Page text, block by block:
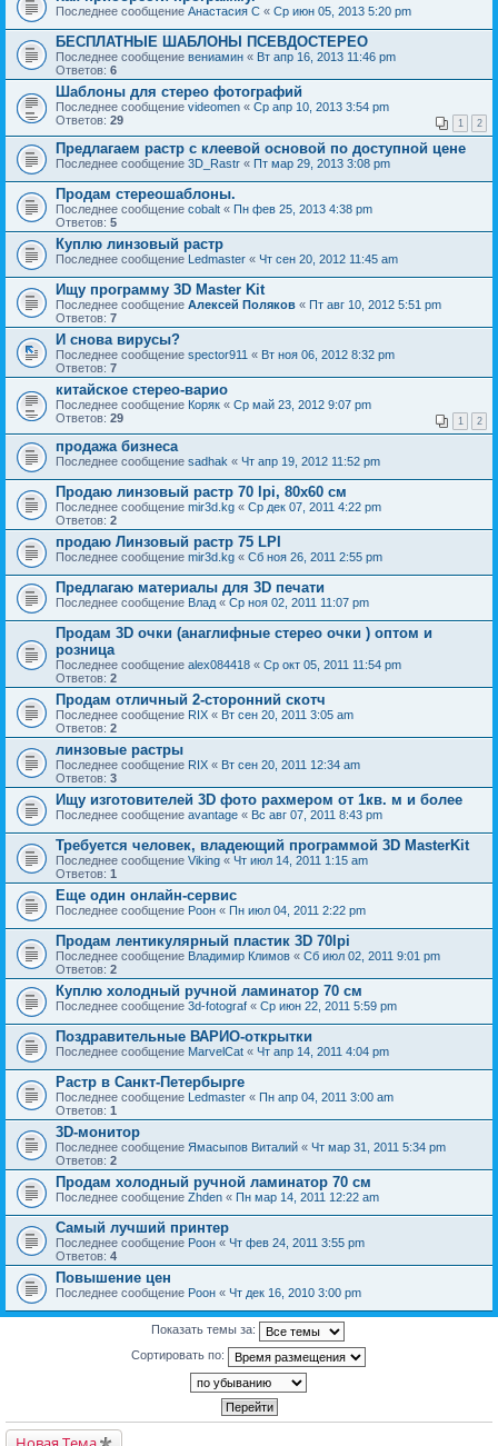
Последнее сообщение Анастасия С « Ср июн 05, 2013 5:20 pm
БЕСПЛАТНЫЕ ШАБЛОНЫ ПСЕВДОСТЕРЕО
Последнее сообщение вениамин « Вт апр 16, 2013 11:46 pm
Ответов: 6
Шаблоны для стерео фотографий
Последнее сообщение videomen « Ср апр 10, 2013 3:54 pm
Ответов: 29 1 2
Предлагаем растр с клеевой основой по доступной цене
Последнее сообщение 3D_Rastr « Пт мар 29, 2013 3:08 pm
Продам стереошаблоны.
Последнее сообщение cobalt « Пн фев 25, 2013 4:38 pm
Ответов: 5
Куплю линзовый растр
Последнее сообщение Ledmaster « Чт сен 20, 2012 11:45 am
Ищу программу 3D Master Kit
Последнее сообщение Алексей Поляков « Пт авг 10, 2012 5:51 pm
Ответов: 7
И снова вирусы?
Последнее сообщение spector911 « Вт ноя 06, 2012 8:32 pm
Ответов: 7
китайское стерео-варио
Последнее сообщение Коряк « Ср май 23, 2012 9:07 pm
Ответов: 29 1 2
продажа бизнеса
Последнее сообщение sadhak « Чт апр 19, 2012 11:52 pm
Продаю линзовый растр 70 lpi, 80х60 см
Последнее сообщение mir3d.kg « Ср дек 07, 2011 4:22 pm
Ответов: 2
продаю Линзовый растр 75 LPI
Последнее сообщение mir3d.kg « Сб ноя 26, 2011 2:55 pm
Предлагаю материалы для 3D печати
Последнее сообщение Влад « Ср ноя 02, 2011 11:07 pm
Продам 3D очки (анаглифные стерео очки ) оптом и
розница
Последнее сообщение alex084418 « Ср окт 05, 2011 11:54 pm
Ответов: 2
Продам отличный 2-сторонний скотч
Последнее сообщение RIX « Вт сен 20, 2011 3:05 am
Ответов: 2
линзовые растры
Последнее сообщение RIX « Вт сен 20, 2011 12:34 am
Ответов: 3
Ищу изготовителей 3D фото рахмером от 1кв. м и более
Последнее сообщение avantage « Вс авг 07, 2011 8:43 pm
Требуется человек, владеющий программой 3D MasterKit
Последнее сообщение Viking « Чт июл 14, 2011 1:15 am
Ответов: 1
Еще один онлайн-сервис
Последнее сообщение Pоон « Пн июл 04, 2011 2:22 pm
Продам лентикулярный пластик 3D 70lpi
Последнее сообщение Владимир Климов « Сб июл 02, 2011 9:01 pm
Ответов: 2
Куплю холодный ручной ламинатор 70 см
Последнее сообщение 3d-fotograf « Ср июн 22, 2011 5:59 pm
Поздравительные ВАРИО-открытки
Последнее сообщение MarvelCat « Чт апр 14, 2011 4:04 pm
Растр в Санкт-Петербырге
Последнее сообщение Ledmaster « Пн апр 04, 2011 3:00 am
Ответов: 1
3D-монитор
Последнее сообщение Ямасыпов Виталий « Чт мар 31, 2011 5:34 pm
Ответов: 2
Продам холодный ручной ламинатор 70 см
Последнее сообщение Zhden « Пн мар 14, 2011 12:22 am
Самый лучший принтер
Последнее сообщение Pоон « Чт фев 24, 2011 3:55 pm
Ответов: 4
Повышение цен
Последнее сообщение Pоон « Чт дек 16, 2010 3:00 pm
Показать темы за:
Сортировать по: